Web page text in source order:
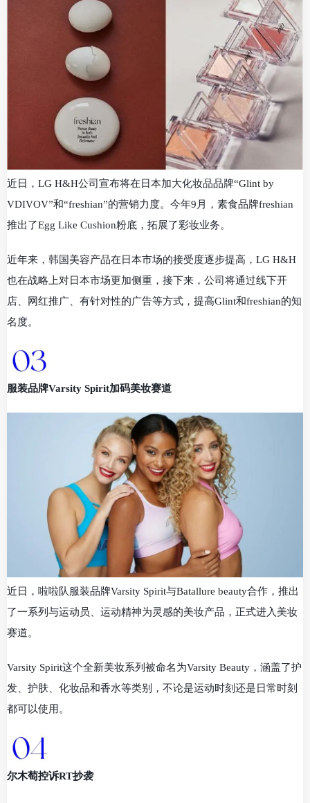
近日，LG H&H公司宣布将在日本加大化妆品品牌“Glint by
VDIVOV”和“freshian”的营销力度。今年9月，素食品牌freshian
推出了Egg Like Cushion粉底，拓展了彩妆业务。
近年来，韩国美容产品在日本市场的接受度逐步提高，LG H&H
也在战略上对日本市场更加侧重，接下来，公司将通过线下开
店、网红推广、有针对性的广告等方式，提高Glint和freshian的知
名度。
服装品牌Varsity Spirit加码美妆赛道
近日，啦啦队服装品牌Varsity Spirit与Batallure beauty合作，推出
了一系列与运动员、运动精神为灵感的美妆产品，正式进入美妆
赛道。
Varsity Spirit这个全新美妆系列被命名为Varsity Beauty，涵盖了护
发、护肤、化妆品和香水等类别，不论是运动时刻还是日常时刻
都可以使用。
尔木萄控诉RT抄袭